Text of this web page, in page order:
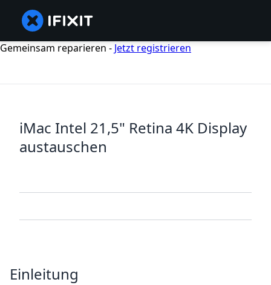
Gemeinsam reparieren - Jetzt registrieren
iMac Intel 21,5" Retina 4K Display
austauschen
Einleitung